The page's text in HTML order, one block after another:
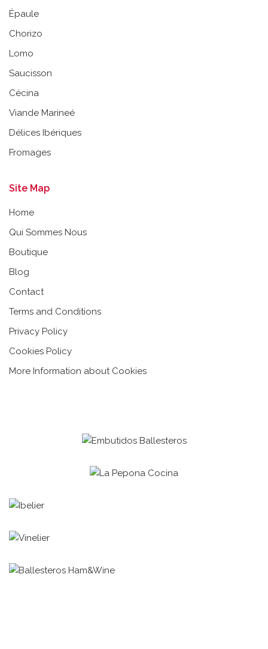
Épaule
Chorizo
Lomo
Saucisson
Cécina
Viande Marineé
Délices Ibériques
Fromages
Site Map
Home
Qui Sommes Nous
Boutique
Blog
Contact
Terms and Conditions
Privacy Policy
Cookies Policy
More Information about Cookies